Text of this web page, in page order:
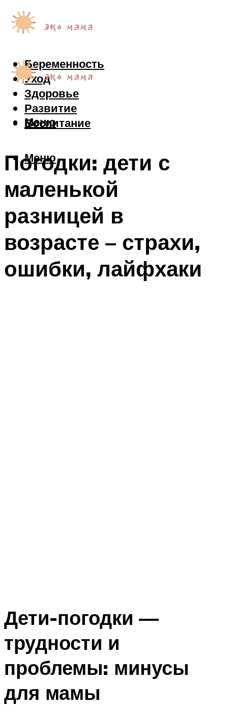
Беременность
Уход
Здоровье
Развитие
Воспитание
Меню
Меню
Погодки: дети с
маленькой
разницей в
возрасте – страхи,
ошибки, лайфхаки
Дети-погодки —
трудности и
проблемы: минусы
для мамы